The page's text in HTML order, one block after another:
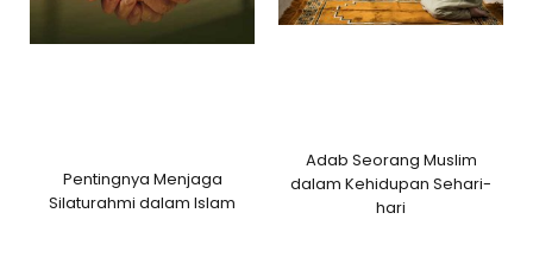
Pentingnya Menjaga
Silaturahmi dalam Islam
Adab Seorang Muslim
dalam Kehidupan Sehari-
hari